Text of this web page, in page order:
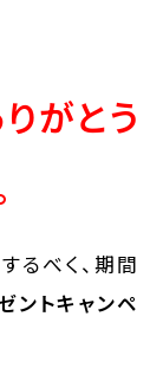
がとう
るべく、期間
トキャンペ